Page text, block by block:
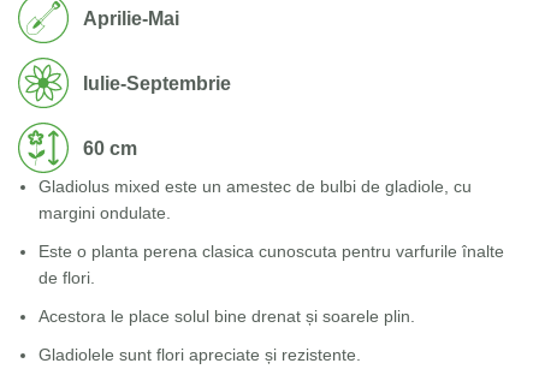
Aprilie-Mai
Iulie-Septembrie
60 cm
Gladiolus mixed este un amestec de bulbi de gladiole, cu
margini ondulate.
Este o planta perena clasica cunoscuta pentru varfurile înalte
de flori.
Acestora le place solul bine drenat și soarele plin.
Gladiolele sunt flori apreciate și rezistente.